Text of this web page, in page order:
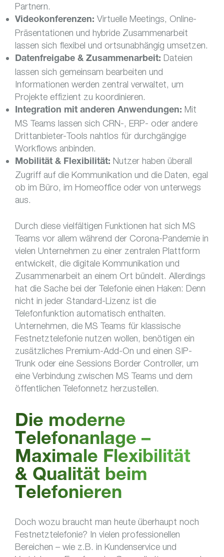
Partnern.
Videokonferenzen: Virtuelle Meetings, Online-
Präsentationen und hybride Zusammenarbeit
lassen sich flexibel und ortsunabhängig umsetzen.
Datenfreigabe & Zusammenarbeit: Dateien
lassen sich gemeinsam bearbeiten und
Informationen werden zentral verwaltet, um
Projekte effizient zu koordinieren.
Integration mit anderen Anwendungen: Mit
MS Teams lassen sich CRN-, ERP- oder andere
Drittanbieter-Tools nahtlos für durchgängige
Workflows anbinden.
Mobilität & Flexibilität: Nutzer haben überall
Zugriff auf die Kommunikation und die Daten, egal
ob im Büro, im Homeoffice oder von unterwegs
aus.
Durch diese vielfältigen Funktionen hat sich MS
Teams vor allem während der Corona-Pandemie in
vielen Unternehmen zu einer zentralen Plattform
entwickelt, die digitale Kommunikation und
Zusammenarbeit an einem Ort bündelt. Allerdings
hat die Sache bei der Telefonie einen Haken: Denn
nicht in jeder Standard-Lizenz ist die
Telefonfunktion automatisch enthalten.
Unternehmen, die MS Teams für klassische
Festnetztelefonie nutzen wollen, benötigen ein
zusätzliches Premium-Add-On und einen SIP-
Trunk oder eine Sessions Border Controller, um
eine Verbindung zwischen MS Teams und dem
öffentlichen Telefonnetz herzustellen.
Die moderne
Telefonanlage –
Maximale Flexibilität
& Qualität beim
Telefonieren
Doch wozu braucht man heute überhaupt noch
Festnetztelefonie? In vielen professionellen
Bereichen – wie z.B. in Kundenservice und